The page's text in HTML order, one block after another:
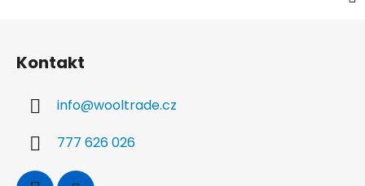
Kontakt
info@wooltrade.cz
777 626 026